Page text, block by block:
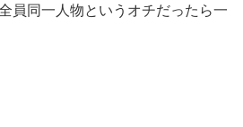
員同一人物というオチだったら一